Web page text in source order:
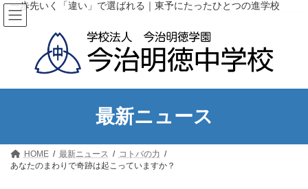
コ
ン
テ
キ
ナ
ビ
ゲ
に
一歩先いく「違い」で選ばれる｜東予にたったひとつの進学校
最新ニュース
HOME 最新ニュース
コトバの力
あなたのまわりで奇跡は起こっていますか？